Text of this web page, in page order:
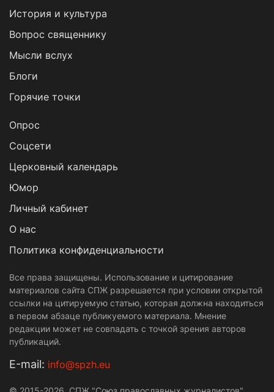
История и культура
Вопрос священнику
Мысли вслух
Блоги
Горячие точки
Опрос
Cоцсети
Церковный календарь
Юмор
Личный кабинет
О нас
Политика конфиденциальности
Все права защищены. Использование и цитирование
материалов сайта СПЖ разрешается при условии открытой
ссылки на цитируемую статью, которая должна находиться
в первом абзаце публикуемого материала. Мнение
редакции может не совпадать с точкой зрения авторов
публикаций.
Е-mail: info@spzh.eu